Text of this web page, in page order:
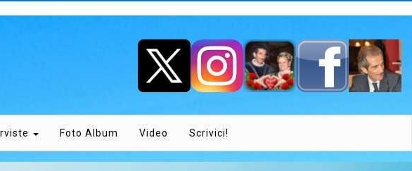
Foto Album Video Scrivici!